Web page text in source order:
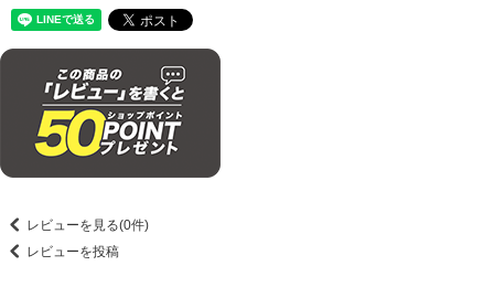
レビューを見る(0件)
レビューを投稿